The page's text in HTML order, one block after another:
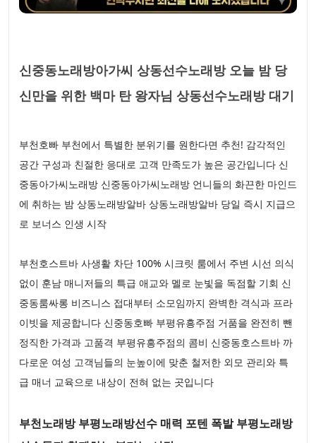
신중동노래방아가씨 상동선수노래방 오늘 밤 당
신만을 위한 백마 탄 왕자님 상동선수노래방 대기
부천호빠 부천에서 특별한 분위기를 원한다면 추천! 감각적인
공간 구성과 친절한 응대로 고객 만족도가 높은 공간입니다 신
중동아가씨노래방 신중동아가씨노래방 언니들의 화끈한 마인드
에 취하는 밤 상동노래방알바 상동노래방알바 당일 즉시 지급으
로 보너스 인생 시작
부천호스트바 사생활 차단 100% 시크릿 룸에서 주변 시선 의식
없이 훈남 매니저들의 특급 애교와 멜로 눈빛을 독점할 기회 신
중동룸싸롱 비즈니스 접대부터 소모임까지 완벽한 격식과 프라
이빗을 제공합니다 신중동호빠 부평유흥주점 거품을 완전히 뺀
정직한 가격과 고품격 부평유흥주점의 콤비 신중동호스트바 까
다로운 여성 고객님들의 눈높이에 맞춘 철저한 외모 관리와 특
급 매너 교육으로 내상이 전혀 없는 곳입니다
부천노래방 부평노래방선수 매력 포텐 폭발 부평노래방